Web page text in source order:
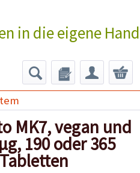
in die eigene Hand
MK7, vegan und
190 oder 365